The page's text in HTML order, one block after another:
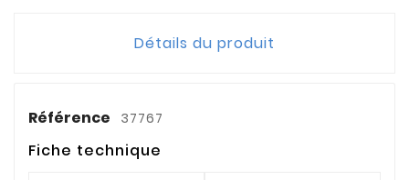
Détails du produit
Référence 37767
Fiche technique